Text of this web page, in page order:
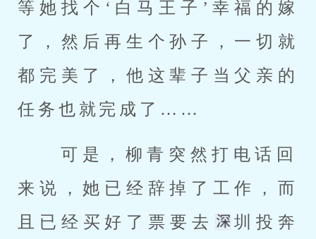
等她找个‘白马王子’幸福的嫁
了，然后再生个孙子，一切就
都完美了，他这辈子当父亲的
任务也就完成了……
来说，她已经辞掉了工作，而
且已经买好了票要去
圳投奔